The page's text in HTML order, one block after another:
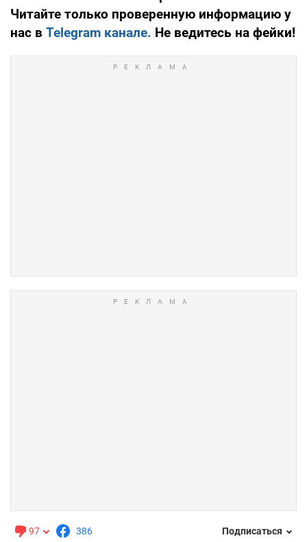
Читайте только проверенную информацию у
нас в Telegram канале. Не ведитесь на фейки!
97 386 Подписаться